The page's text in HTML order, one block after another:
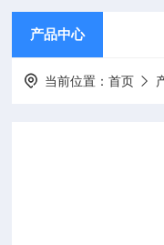
产品中心
当前位置：首页